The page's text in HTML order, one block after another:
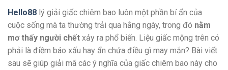
Hello88 lý giải giấc chiêm bao luôn một phần bí ẩn của
cuộc sống mà ta thường trải qua hằng ngày, trong đó nằm
mơ thấy người chết xảy ra phổ biến. Liệu giấc mộng trên có
phải là điềm báo xấu hay ẩn chứa điều gì may mắn? Bài viết
sau sẽ giúp giải mã các ý nghĩa của giấc chiêm bao này cho